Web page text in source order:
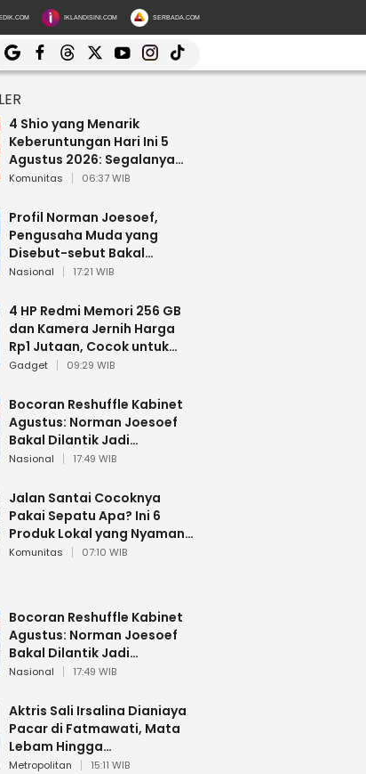
IKLANDISINI.COM SERBADA.COM
4 Shio yang Menarik
Keberuntungan Hari Ini 5
Agustus 2026: Segalanya
Berjalan Lancar
Komunitas 06:37 WIB
Profil Norman Joesoef,
Pengusaha Muda yang
Disebut-sebut Bakal
Dilantik Jadi Wamenhan RI
Nasional 17:21 WIB
4 HP Redmi Memori 256 GB
dan Kamera Jernih Harga
Rp1 Jutaan, Cocok untuk
Multitasking
Gadget 09:29 WIB
Bocoran Reshuffle Kabinet
Agustus: Norman Joesoef
Bakal Dilantik Jadi
Wamenhan RI
Nasional 17:49 WIB
Jalan Santai Cocoknya
Pakai Sepatu Apa? Ini 6
Produk Lokal yang Nyaman
Buat 17 Agustusan
Komunitas 07:10 WIB
Bocoran Reshuffle Kabinet
Agustus: Norman Joesoef
Bakal Dilantik Jadi
Wamenhan RI
Nasional 17:49 WIB
Aktris Sali Irsalina Dianiaya
Pacar di Fatmawati, Mata
Lebam Hingga
Diselamatkan Polantas
Metropolitan 15:11 WIB